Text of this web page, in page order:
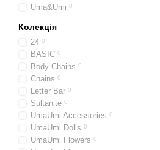
Uma&Umi 0
Колекція
24 0
BASIC 0
Body Chains 0
Chains 0
Letter Bar 0
Sultanite 0
UmaUmi Accessories 0
UmaUmi Dolls 0
UmaUmi Flowers 0